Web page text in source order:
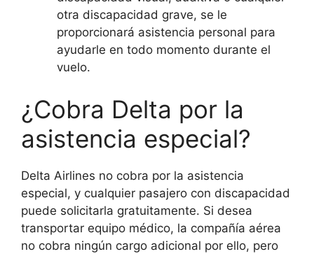
otra discapacidad grave, se le
proporcionará asistencia personal para
ayudarle en todo momento durante el
vuelo.
¿Cobra Delta por la
asistencia especial?
Delta Airlines no cobra por la asistencia
especial, y cualquier pasajero con discapacidad
puede solicitarla gratuitamente. Si desea
transportar equipo médico, la compañía aérea
no cobra ningún cargo adicional por ello, pero